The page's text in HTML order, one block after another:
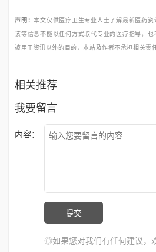
声明：本文仅供医疗卫生专业人士了解最新医药资
该等信息不能以任何方式取代专业的医疗指导，
被用于资讯以外的目的，本站及作者不承担相关责任
相关推荐
我要留言
内容：
◎如果您对我们有任何建议，